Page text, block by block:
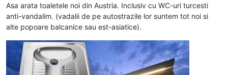
Asa arata toaletele noi din Austria. Inclusiv cu WC-uri turcesti
anti-vandalim. (vadalii de pe autostrazile lor suntem tot noi si
alte popoare balcanice sau est-asiatice).